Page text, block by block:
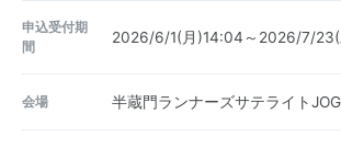
申込受付期
間
2026/6/1(月)14:04～2026/7/
会場 半蔵門ランナーズサテライト